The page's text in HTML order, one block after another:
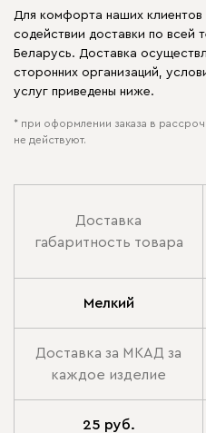
Для комфорта наших
содействии доставки по всей
Беларусь. Доставка
сторонних организаций,
услуг приведены ниже.
* при оформлении заказа в
не действуют.
Доставка
габаритность товара
Мелкий
Доставка за МКАД за
каждое изделие
25 руб.